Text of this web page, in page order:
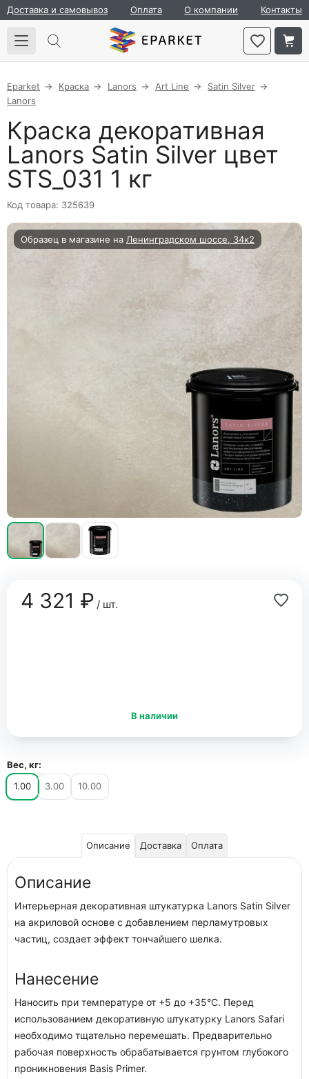
Доставка и самовывоз Оплата О компании Контакты
Eparket Краска Lanors Art Line
Satin Silver
Lanors
Краска декоративная
Lanors Satin Silver цвет
STS_031 1 кг
Код товара: 325639
Образец в магазине на Ленинградском шоссе, 34к2
4 321 ₽/ шт.
В наличии
Вес, кг:
1.00
3.00 10.00
Описание Доставка Оплата
Описание
Интерьерная декоративная штукатурка Lanors Satin Silver
на акриловой основе с добавлением перламутровых
частиц, создает эффект тончайшего шелка.
Нанесение
Наносить при температуре от +5 до +35°С. Перед
использованием декоративную штукатурку Lanors Safari
необходимо тщательно перемешать. Предварительно
рабочая поверхность обрабатывается грунтом глубокого
проникновения Basis Primer.